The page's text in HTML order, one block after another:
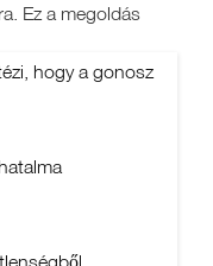
Ez a megoldás
hogy a gonosz